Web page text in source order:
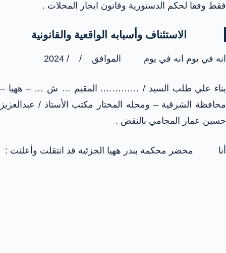
فقط وفقا لحكم الدستورية وقانون ايجار المحلات .
الاستئناف وأسبابه الواقعية والقانونية
انه في يوم انه في يوم الموافق / / 2024
بناء علي طلب السيد / …………. المقيم … ش … – ههيا –
محافظة الشرقية – ومحله المختار مكتب الأستاذ / عبدالعزيز
حسين عمار المحامي بالنقض .
أنا محضر محكمة بندر ههيا الجزئية قد انتقلت وأعلنت :